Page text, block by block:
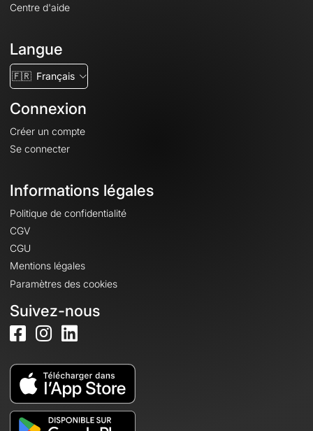
Centre d'aide
Langue
🇫🇷 Français
Connexion
Créer un compte
Se connecter
Informations légales
Politique de confidentialité
CGV
CGU
Mentions légales
Paramètres des cookies
Suivez-nous